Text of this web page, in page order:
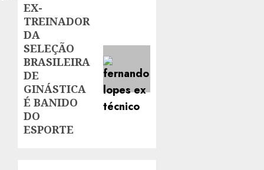
Next
post:
EX-
TREINADOR
DA
SELEÇÃO
BRASILEIRA
DE
GINÁSTICA
É BANIDO
DO
ESPORTE